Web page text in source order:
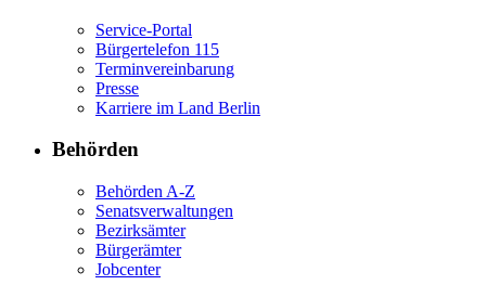
Service-Portal
Bürgertelefon 115
Terminvereinbarung
Presse
Karriere im Land Berlin
Behörden
Behörden A-Z
Senatsverwaltungen
Bezirksämter
Bürgerämter
Jobcenter